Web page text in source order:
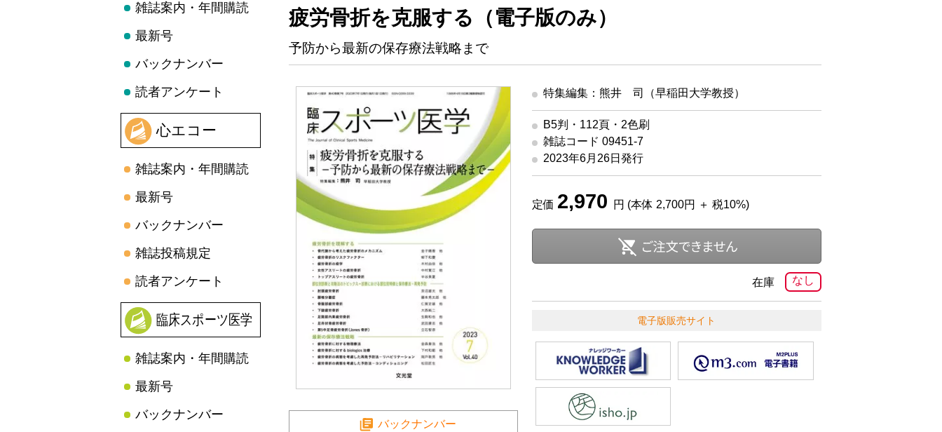
雑誌案内・年間購読
最新号
バックナンバー
読者アンケート
心エコー
雑誌案内・年間購読
最新号
バックナンバー
雑誌投稿規定
読者アンケート
臨床スポーツ医学
雑誌案内・年間購読
最新号
バックナンバー
疲労骨折を克服する（電子版のみ）
予防から最新の保存療法戦略まで
バックナンバー
特集編集：熊井 司（早稲田大学教授）
B5判・112頁・2色刷
雑誌コード 09451-7
2023年6月26日発行
定価 2,970 円 (本体 2,700円 ＋ 税10%)
なし
在庫
電子版販売サイト